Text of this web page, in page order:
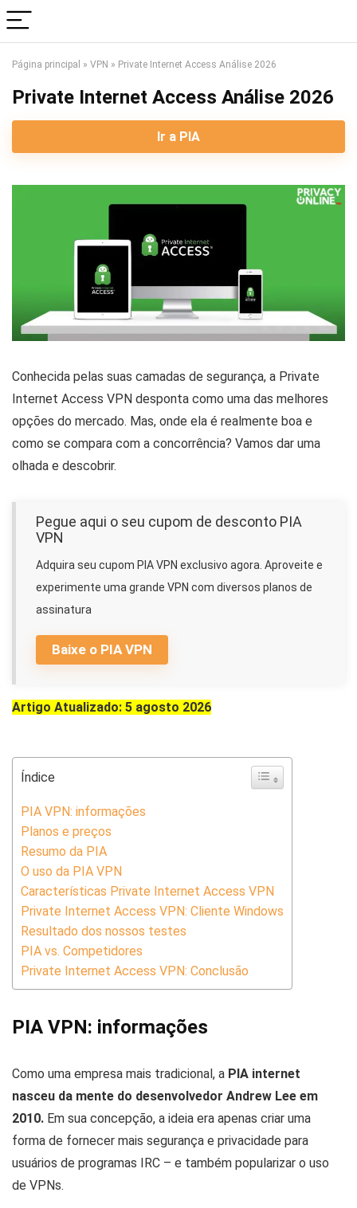
Página principal » VPN » Private Internet Access Análise 2026
Private Internet Access Análise 2026
Ir a PIA
Conhecida pelas suas camadas de segurança, a Private
Internet Access VPN desponta como uma das melhores
opções do mercado. Mas, onde ela é realmente boa e
como se compara com a concorrência? Vamos dar uma
olhada e descobrir.
Baixe o PIA VPN
Pegue aqui o seu cupom de desconto PIA
VPN
Adquira seu cupom PIA VPN exclusivo agora. Aproveite e
experimente uma grande VPN com diversos planos de
assinatura
Artigo Atualizado: 5 agosto 2026
Índice
PIA VPN: informações
Planos e preços
Resumo da PIA
O uso da PIA VPN
Características Private Internet Access VPN
Private Internet Access VPN: Cliente Windows
Resultado dos nossos testes
PIA vs. Competidores
Private Internet Access VPN: Conclusão
PIA VPN: informações
Como uma empresa mais tradicional, a PIA internet
nasceu da mente do desenvolvedor Andrew Lee em
2010. Em sua concepção, a ideia era apenas criar uma
forma de fornecer mais segurança e privacidade para
usuários de programas IRC – e também popularizar o uso
de VPNs.